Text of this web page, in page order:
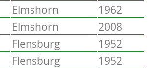
Elmshorn
1962
Elmshorn
2008
Flensburg
1952
Flensburg
1952